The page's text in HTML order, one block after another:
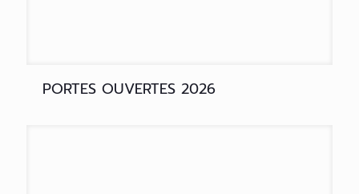
PORTES OUVERTES 2026